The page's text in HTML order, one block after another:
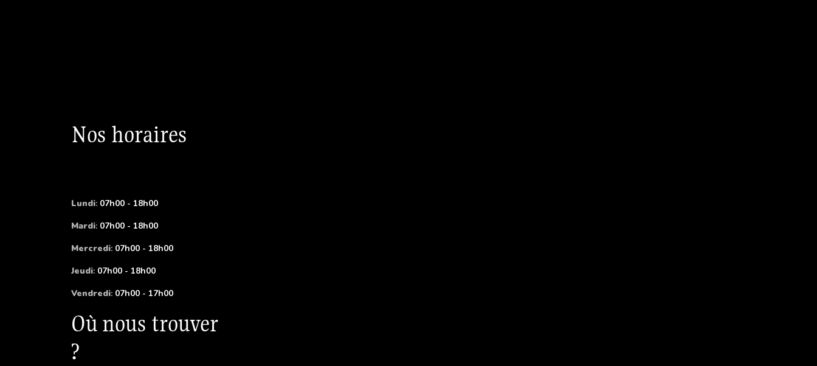
Nos horaires
Lundi: 07h00 - 18h00
Mardi: 07h00 - 18h00
Mercredi: 07h00 - 18h00
Jeudi: 07h00 - 18h00
Vendredi: 07h00 - 17h00
Où nous trouver
?